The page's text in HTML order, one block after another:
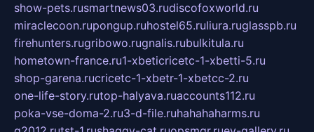
show-pets.rusmartnews03.rudiscofoxworld.ru
miraclecoon.rupongup.ruhostel65.ruliura.ruglasspb.ru
firehunters.rugribowo.rugnalis.rubulkitula.ru
hometown-france.ru1-xbeticricetc-1-xbetti-5.ru
shop-garena.rucricetc-1-xbetr-1-xbetcc-2.ru
one-life-story.rutop-halyava.ruaccounts112.ru
poka-vse-doma-2.ru3-d-file.ruhahahaharms.ru